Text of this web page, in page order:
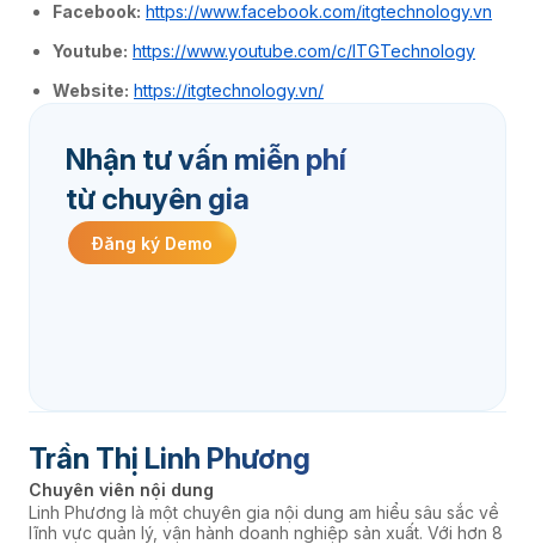
Facebook: https://www.facebook.com/itgtechnology.vn
Youtube: https://www.youtube.com/c/ITGTechnology
Website: https://itgtechnology.vn/
Nhận tư vấn miễn phí
từ chuyên gia
Đăng ký Demo
Trần Thị Linh Phương
Chuyên viên nội dung
Linh Phương là một chuyên gia nội dung am hiểu sâu sắc về
lĩnh vực quản lý, vận hành doanh nghiệp sản xuất. Với hơn 8